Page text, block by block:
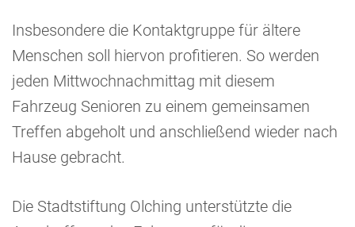
Insbesondere die Kontaktgruppe für ältere
Menschen soll hiervon profitieren. So werden
jeden Mittwochnachmittag mit diesem
Fahrzeug Senioren zu einem gemeinsamen
Treffen abgeholt und anschließend wieder nach
Hause gebracht.
Die Stadtstiftung Olching unterstützte die